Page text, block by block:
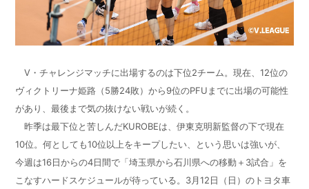
V・チャレンジマッチに出場するのは下位2チーム。現在、12位の
ヴィクトリーナ姫路（5勝24敗）から9位のPFUまでに出場の可能性
があり、最後まで気の抜けない戦いが続く。
昨季は最下位と苦しんだKUROBEは、伊東克明新監督の下で現在
10位。何としても10位以上をキープしたい、という思いは強いが、
今週は16日からの4日間で「埼玉県から石川県への移動＋3試合」を
こなすハードスケジュールが待っている。3月12日（日）のトヨタ車